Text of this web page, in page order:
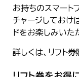
お持ちのスマート
チャージしておけ
ドをお楽しみいた
詳しくは、リフト